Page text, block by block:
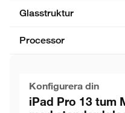
Glasstruktur
Processor
Konfigurera din
iPad Pro 13 tum